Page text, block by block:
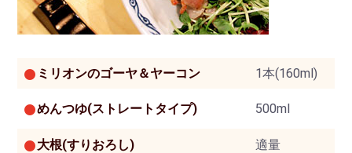
ミリオンのゴーヤ＆ヤーコン 1本(160ml)
めんつゆ(ストレートタイプ) 500ml
大根(すりおろし) 適量